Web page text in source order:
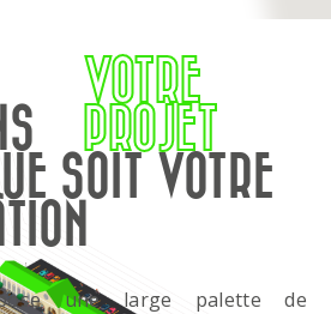
VOTRE
PROJET
SOIT VOTRE
une large palette de